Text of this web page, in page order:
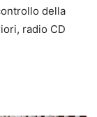
della
radio CD